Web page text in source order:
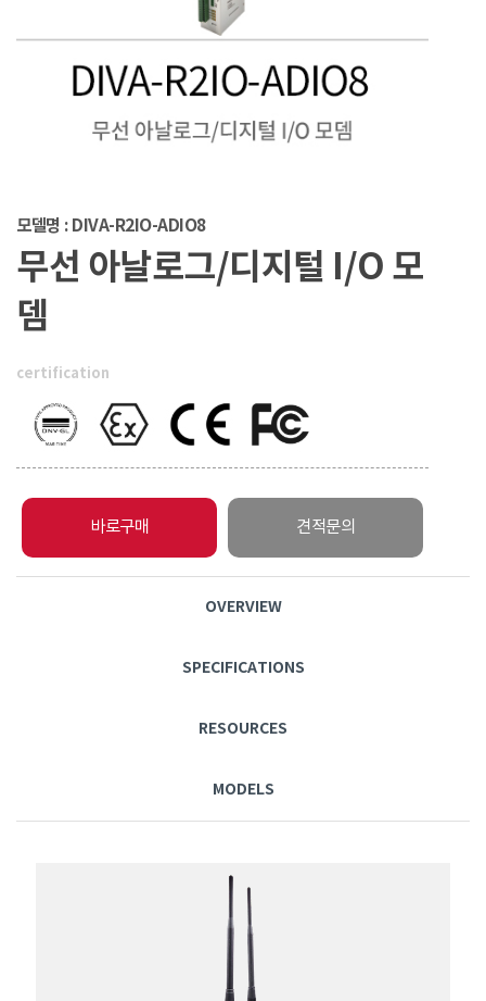
모델명 : DIVA-R2IO-ADIO8
무선 아날로그/디지털 I/O 모
뎀
certification
바로구매 견적문의
OVERVIEW
SPECIFICATIONS
RESOURCES
MODELS